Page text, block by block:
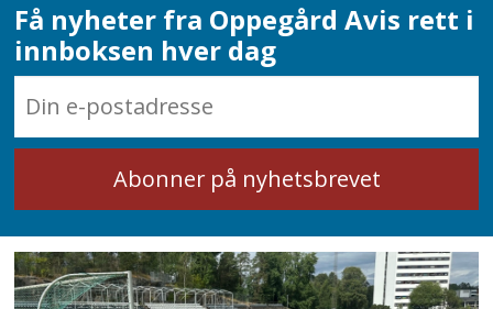
Få nyheter fra Oppegård Avis rett i
innboksen hver dag